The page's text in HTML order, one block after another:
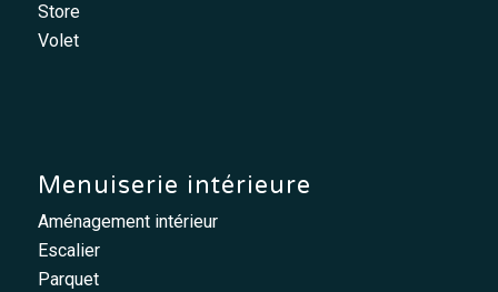
Store
Volet
Menuiserie intérieure
Aménagement intérieur
Escalier
Parquet